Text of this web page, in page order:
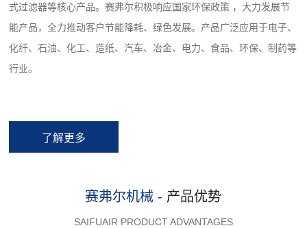
式过滤器等核心产品。赛弗尔积极响应国家环保政策 ，大力发展节
能产品，全力推动客户节能降耗、绿色发展。产品广泛应用于电子、
化纤、石油、化工、造纸、汽车、冶金、电力、食品、环保、制药等
行业。
了解更多
赛弗尔机械 - 产品优势
SAIFUAIR PRODUCT ADVANTAGES